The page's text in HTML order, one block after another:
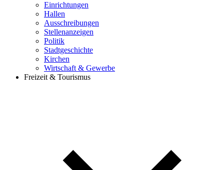
Einrichtungen
Hallen
Ausschreibungen
Stellenanzeigen
Politik
Stadtgeschichte
Kirchen
Wirtschaft & Gewerbe
Freizeit & Tourismus